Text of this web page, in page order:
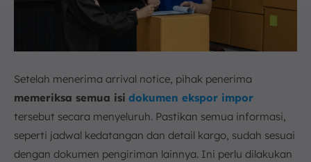
Setelah menerima arrival notice, pihak penerima
memeriksa semua isi dokumen ekspor impor
tersebut secara menyeluruh. Pastikan semua informasi,
seperti jadwal kedatangan dan detail kargo, sudah sesuai
dengan dokumen pengiriman lainnya. Ini perlu dilakukan